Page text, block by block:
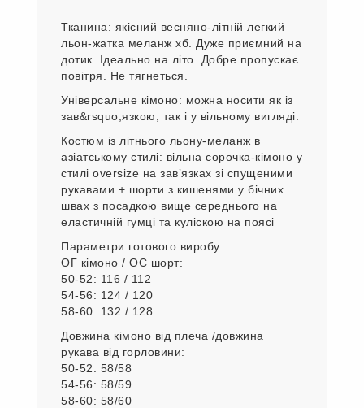
Тканина: якісний весняно-літній легкий
льон-жатка меланж хб. Дуже приємний на
дотик. Ідеально на літо. Добре пропускає
повітря. Не тягнеться.
Універсальне кімоно: можна носити як із
зав&rsquo;язкою, так і у вільному вигляді.
Костюм із літнього льону-меланж в
азіатському стилі: вільна сорочка-кімоно у
стилі oversize на завʼязках зі спущеними
рукавами + шорти з кишенями у бічних
швах з посадкою вище середнього на
еластичній гумці та куліскою на поясі
Параметри готового виробу:
ОГ кімоно / ОС шорт:
50-52: 116 / 112
54-56: 124 / 120
58-60: 132 / 128
Довжина кімоно від плеча /довжина
рукава від горловини:
50-52: 58/58
54-56: 58/59
58-60: 58/60